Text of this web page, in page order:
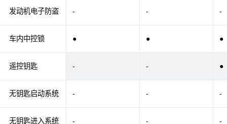
发动机电子防盗
车内中控锁
遥控钥匙
无钥匙启动系统
无钥匙进入系统
- - -
● ● ●
- - ●
- - -
- - -